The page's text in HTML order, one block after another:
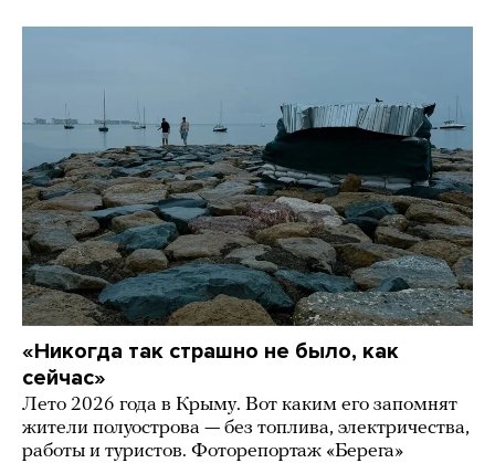
«Никогда так страшно не было, как
сейчас»
Лето 2026 года в Крыму. Вот каким его запомнят
жители полуострова — без топлива, электричества,
работы и туристов. Фоторепортаж «Берега»